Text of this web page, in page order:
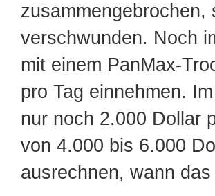
zusammengebrochen,
verschwunden. Noch
mit einem PanMax-
pro Tag einnehmen.
nur noch 2.000 Dollar
von 4.000 bis 6.000
ausrechnen, wann